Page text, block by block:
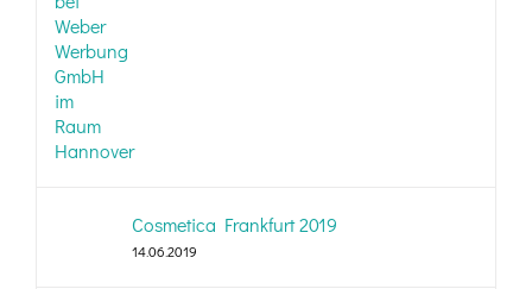
Cosmetica Frankfurt 2019
14.06.2019